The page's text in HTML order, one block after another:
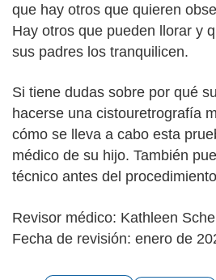
que hay otros que quieren
Hay otros que pueden llorar y
sus padres los tranquilicen.
Si tiene dudas sobre por qué
hacerse una cistouretrografía
cómo se lleva a cabo esta
médico de su hijo. También
técnico antes del
Revisor médico: Kathleen
Fecha de revisión: enero de